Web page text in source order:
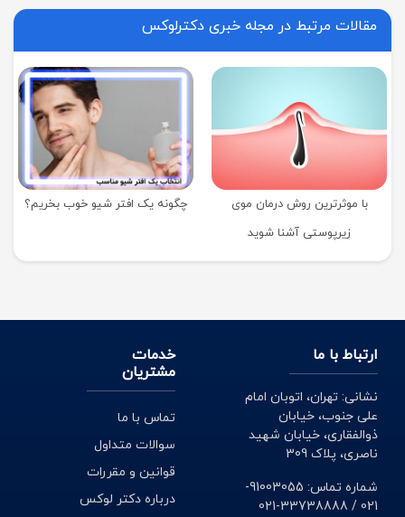
مقالات مرتبط در مجله خبری دکترلوکس
با موثرترین روش درمان موی
زیرپوستی آشنا شوید
چگونه یک افتر شیو خوب بخریم؟
ارتباط با ما
نشانی: تهران، اتوبان امام
علی جنوب، خیابان
ذوالفقاری، خیابان شهید
ناصری، پلاک 309
شماره تماس: 91003055-
021 / 33738888-021
خدمات
مشتریان
تماس با ما
سوالات متداول
قوانین و مقررات
درباره دکتر لوکس